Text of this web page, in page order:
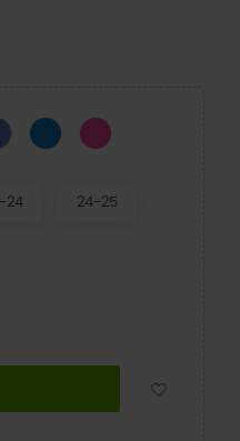
Carvão vegetal
Violeta DigitalParafuso Azul/Multi
PINK CRUSH/MULTI
24 24-25